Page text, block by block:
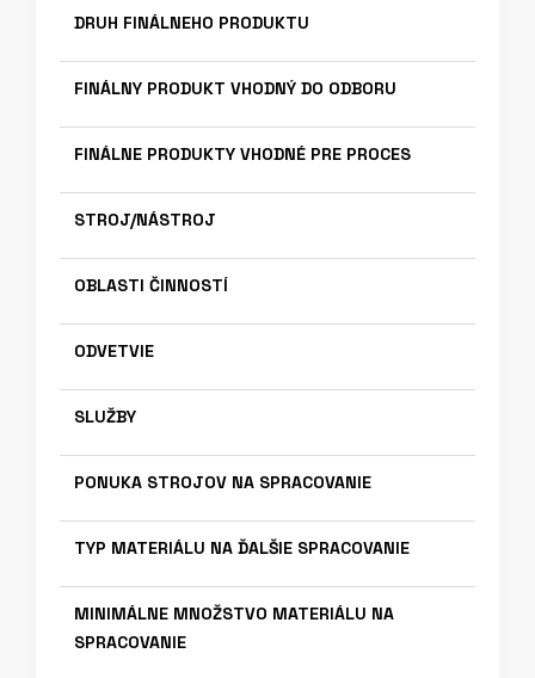
DRUH FINÁLNEHO PRODUKTU
FINÁLNY PRODUKT VHODNÝ DO ODBORU
FINÁLNE PRODUKTY VHODNÉ PRE PROCES
STROJ/NÁSTROJ
OBLASTI ČINNOSTÍ
ODVETVIE
SLUŽBY
PONUKA STROJOV NA SPRACOVANIE
TYP MATERIÁLU NA ĎALŠIE SPRACOVANIE
MINIMÁLNE MNOŽSTVO MATERIÁLU NA
SPRACOVANIE